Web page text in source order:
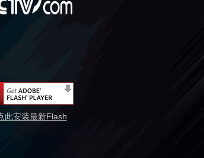
此安装最新Flash